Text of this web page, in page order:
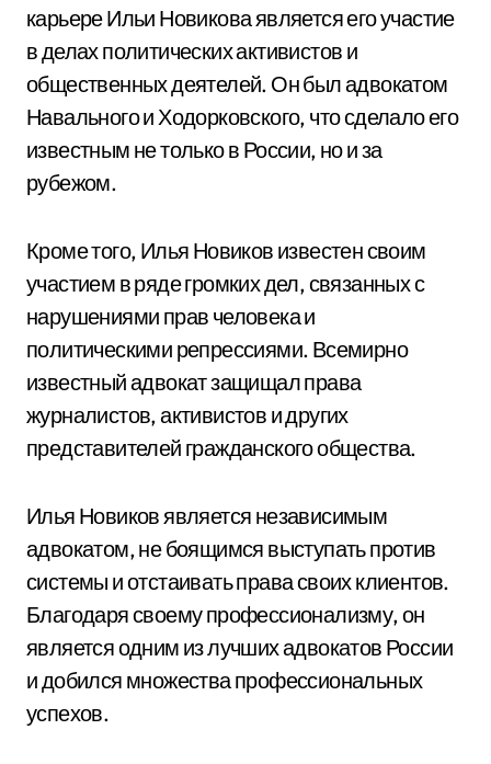
карьере Ильи Новикова является его участие
в делах политических активистов и
общественных деятелей. Он был адвокатом
Навального и Ходорковского, что сделало его
известным не только в России, но и за
рубежом.
Кроме того, Илья Новиков известен своим
участием в ряде громких дел, связанных с
нарушениями прав человека и
политическими репрессиями. Всемирно
известный адвокат защищал права
журналистов, активистов и других
представителей гражданского общества.
Илья Новиков является независимым
адвокатом, не боящимся выступать против
системы и отстаивать права своих клиентов.
Благодаря своему профессионализму, он
является одним из лучших адвокатов России
и добился множества профессиональных
успехов.